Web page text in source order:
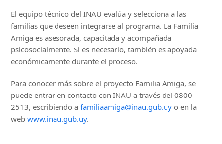
El equipo técnico del INAU evalúa y selecciona a las
familias que deseen integrarse al programa. La Familia
Amiga es asesorada, capacitada y acompañada
psicosocialmente. Si es necesario, también es apoyada
económicamente durante el proceso.
Para conocer más sobre el proyecto Familia Amiga, se
puede entrar en contacto con INAU a través del 0800
2513, escribiendo afamiliaamiga@inau.gub.uy o en la
webwww.inau.gub.uy.